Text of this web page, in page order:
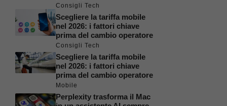
Consigli Tech
Scegliere la tariffa mobile
nel 2026: i fattori chiave
prima del cambio operatore
Consigli Tech
Scegliere la tariffa mobile
nel 2026: i fattori chiave
prima del cambio operatore
Mobile
Perplexity trasforma il Mac